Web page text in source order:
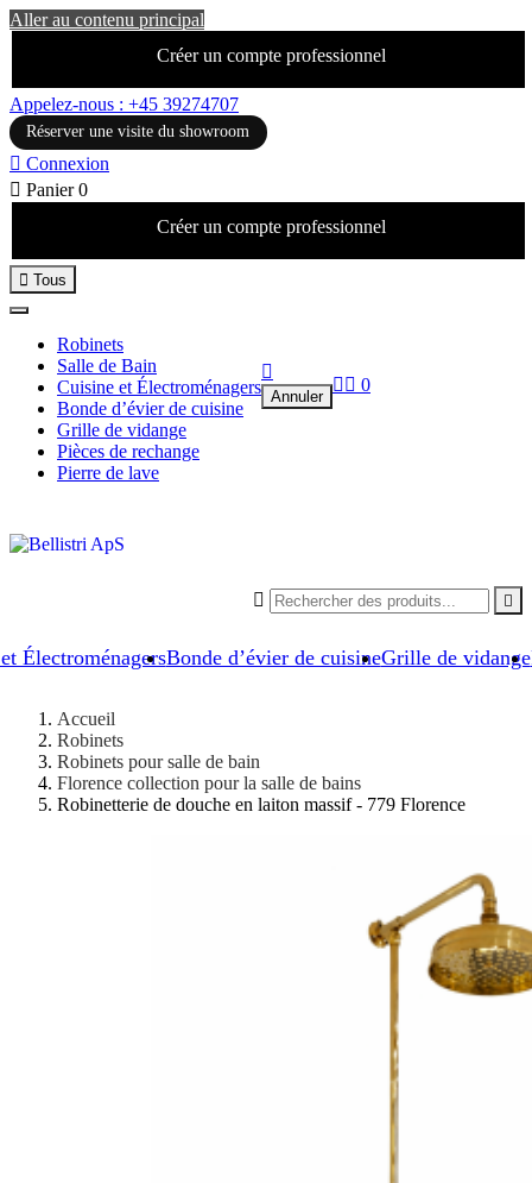
Aller au contenu principal
Créer un compte professionnel
Appelez-nous : +45 39274707
Réserver une visite du showroom
 Connexion
 Panier 0
Créer un compte professionnel
ÉlectroménagersBonde d’évier de cuisineGrille de vidange
 Tous
Robinets
Salle de Bain
Cuisine et Électroménagers
Bonde d’évier de cuisine
Grille de vidange
Pièces de rechange
Pierre de lave
 

Annuler
  0
Accueil
Robinets
Robinets pour salle de bain
Florence collection pour la salle de bains
Robinetterie de douche en laiton massif - 779 Florence